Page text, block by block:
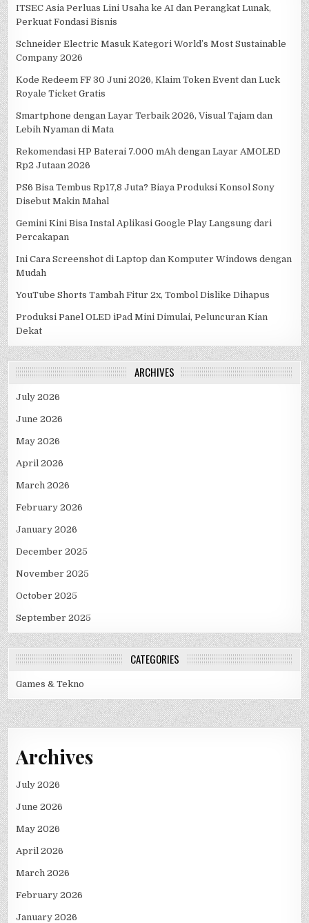
ITSEC Asia Perluas Lini Usaha ke AI dan Perangkat Lunak,
Perkuat Fondasi Bisnis
Schneider Electric Masuk Kategori World’s Most Sustainable
Company 2026
Kode Redeem FF 30 Juni 2026, Klaim Token Event dan Luck
Royale Ticket Gratis
Smartphone dengan Layar Terbaik 2026, Visual Tajam dan
Lebih Nyaman di Mata
Rekomendasi HP Baterai 7.000 mAh dengan Layar AMOLED
Rp2 Jutaan 2026
PS6 Bisa Tembus Rp17,8 Juta? Biaya Produksi Konsol Sony
Disebut Makin Mahal
Gemini Kini Bisa Instal Aplikasi Google Play Langsung dari
Percakapan
Ini Cara Screenshot di Laptop dan Komputer Windows dengan
Mudah
YouTube Shorts Tambah Fitur 2x, Tombol Dislike Dihapus
Produksi Panel OLED iPad Mini Dimulai, Peluncuran Kian
Dekat
ARCHIVES
July 2026
June 2026
May 2026
April 2026
March 2026
February 2026
January 2026
December 2025
November 2025
October 2025
September 2025
CATEGORIES
Games & Tekno
Archives
July 2026
June 2026
May 2026
April 2026
March 2026
February 2026
January 2026